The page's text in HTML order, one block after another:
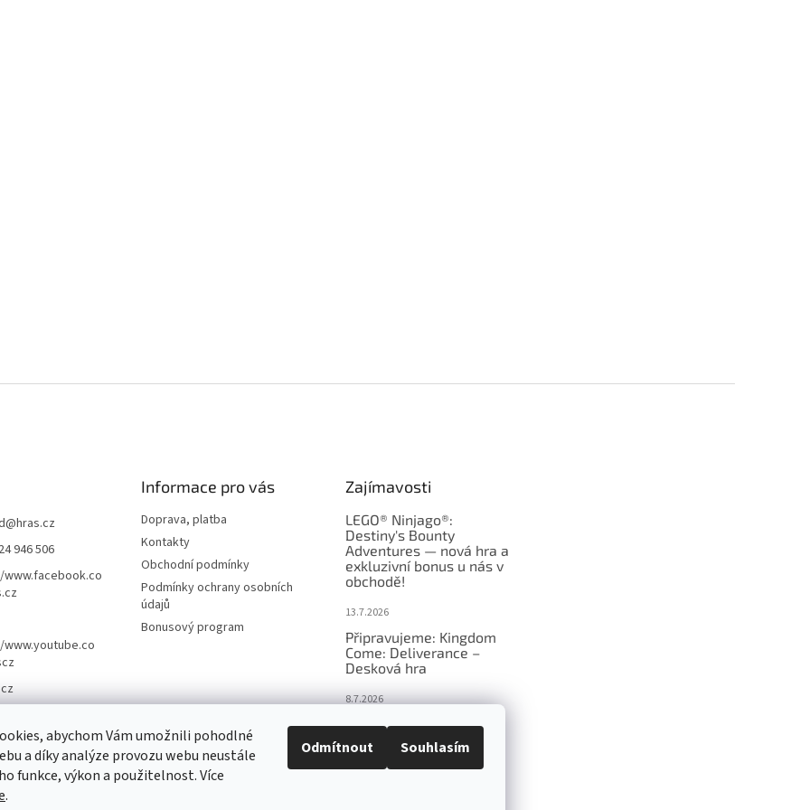
abychom Vám umožnili pohodlné
a díky analýze provozu webu neustále
funkce, výkon a použitelnost. Více
.
Odmítnout Souhlasím
@hras.cz
946 506
Informace pro vás
Doprava, platba
Kontakty
Obchodní podmínky
Podmínky ochrany osobních
údajů
Bonusový program
Zajímavosti
LEGO® Ninjago®:
Destiny's Bounty
Adventures — nová hra a
exkluzivní bonus u nás v
obchodě!
13.7.2026
Připravujeme: Kingdom
Come: Deliverance –
Desková hra
8.7.2026
Nejlepší deskové hry:
výběr, který frčí v celém
Česku